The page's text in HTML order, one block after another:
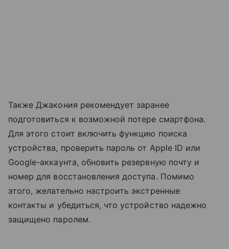
Также Джакония рекомендует заранее
подготовиться к возможной потере смартфона.
Для этого стоит включить функцию поиска
устройства, проверить пароль от Apple ID или
Google-аккаунта, обновить резервную почту и
номер для восстановления доступа. Помимо
этого, желательно настроить экстренные
контакты и убедиться, что устройство надежно
защищено паролем.